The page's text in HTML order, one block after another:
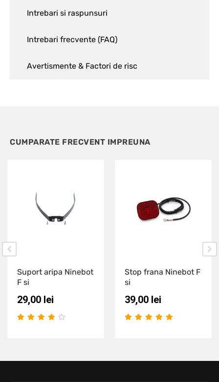
Intrebari si raspunsuri
Intrebari frecvente (FAQ)
Avertismente & Factori de risc
CUMPARATE FRECVENT IMPREUNA
Suport aripa Ninebot
F si
29,00 lei
Stop frana Ninebot F
si
39,00 lei